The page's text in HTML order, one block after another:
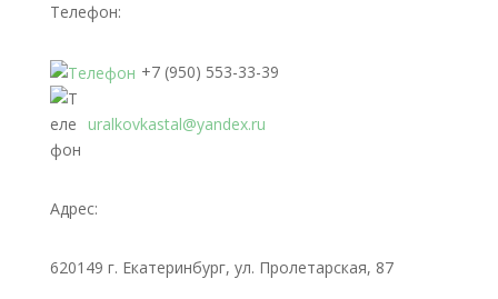
Телефон:
+7 (950) 553-33-39
uralkovkastal@yandex.ru
Адрес:
620149 г. Екатеринбург, ул. Пролетарская, 87